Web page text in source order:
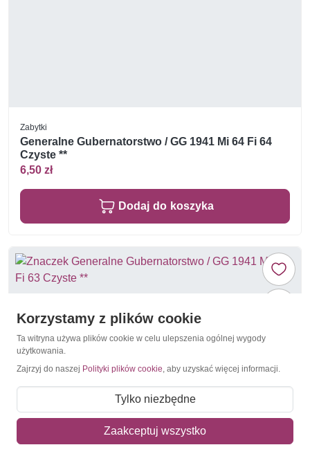
Zabytki
Generalne Gubernatorstwo / GG 1941 Mi 64 Fi 64
Czyste **
6,50 zł
Dodaj do koszyka
Korzystamy z plików cookie
Ta witryna używa plików cookie w celu ulepszenia ogólnej wygody
użytkowania.
Zajrzyj do naszej Polityki plików cookie, aby uzyskać więcej informacji.
Tylko niezbędne
Zaakceptuj wszystko